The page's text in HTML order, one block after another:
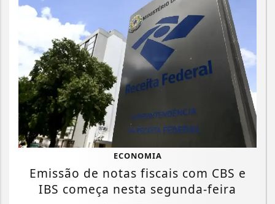
ECONOMIA
Emissão de notas fiscais com CBS e
IBS começa nesta segunda-feira